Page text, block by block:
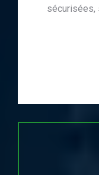
sécurisées,